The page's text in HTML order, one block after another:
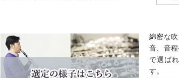
綿密な
音、音
で選ば
す。